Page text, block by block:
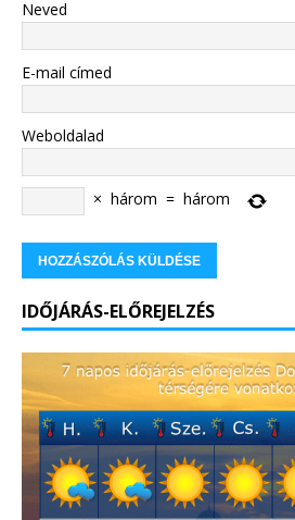
Neved
E-mail címed
Weboldalad
× három = három
IDŐJÁRÁS-ELŐREJELZÉS